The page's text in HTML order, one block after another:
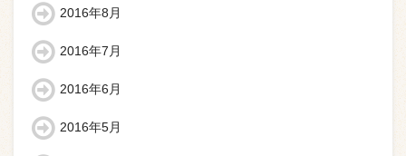
2016年8月
2016年7月
2016年6月
2016年5月